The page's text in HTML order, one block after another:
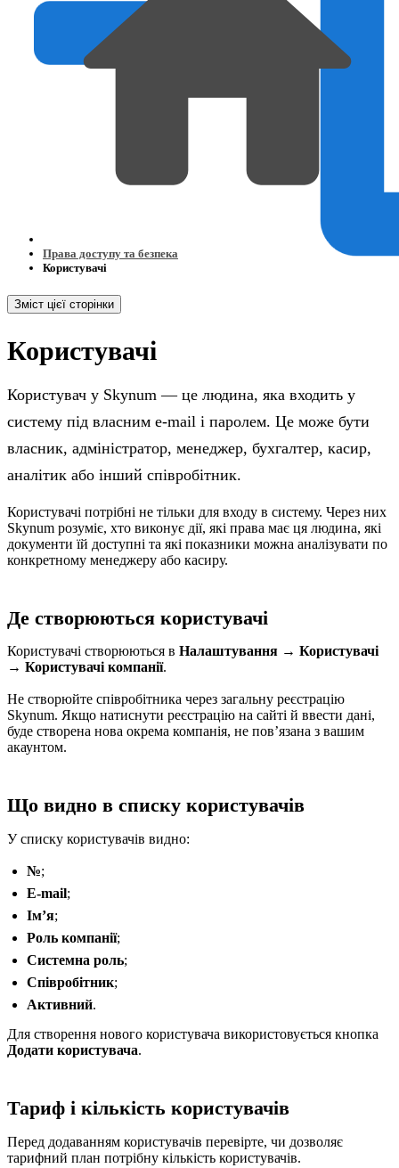
Права доступу та безпека
Користувачі
Зміст цієї сторінки
Користувачі
Користувач у Skynum — це людина, яка входить у
систему під власним e-mail і паролем. Це може бути
власник, адміністратор, менеджер, бухгалтер, касир,
аналітик або інший співробітник.
Користувачі потрібні не тільки для входу в систему. Через них
Skynum розуміє, хто виконує дії, які права має ця людина, які
документи їй доступні та які показники можна аналізувати по
конкретному менеджеру або касиру.
Де створюються користувачі
Користувачі створюються в Налаштування → Користувачі
→ Користувачі компанії.
Не створюйте співробітника через загальну реєстрацію
Skynum. Якщо натиснути реєстрацію на сайті й ввести дані,
буде створена нова окрема компанія, не повʼязана з вашим
акаунтом.
Що видно в списку користувачів
У списку користувачів видно:
№;
E-mail;
Імʼя;
Роль компанії;
Системна роль;
Співробітник;
Активний.
Для створення нового користувача використовується кнопка
Додати користувача.
Тариф і кількість користувачів
Перед додаванням користувачів перевірте, чи дозволяє
тарифний план потрібну кількість користувачів.